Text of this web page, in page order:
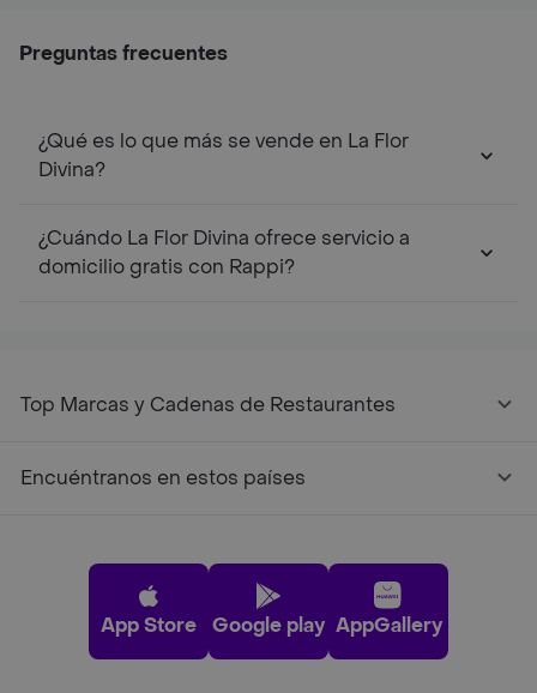
Preguntas frecuentes
¿Qué es lo que más se vende en La Flor
Divina?
¿Cuándo La Flor Divina ofrece servicio a
domicilio gratis con Rappi?
Top Marcas y Cadenas de Restaurantes
Encuéntranos en estos países
App Store Google play AppGallery